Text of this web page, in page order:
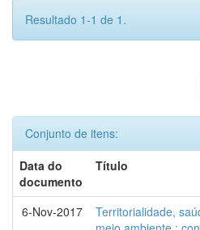
Resultado 1-1 de 1.
Conjunto de itens:
Data do
documento
Título
6-Nov-2017
Territorialidade,